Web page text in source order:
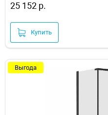
25 152 р.
Купить
Выгода